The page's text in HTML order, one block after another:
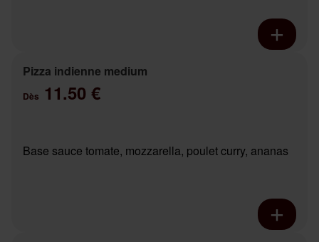
Pizza indienne medium
Dès 11.50 €
Base sauce tomate, mozzarella, poulet curry, ananas